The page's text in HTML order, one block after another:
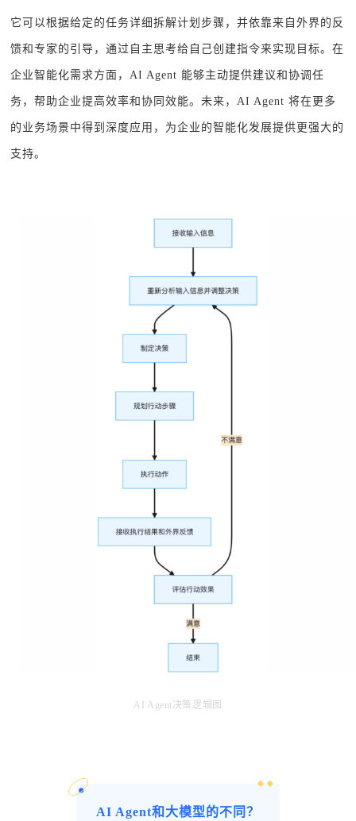
它可以根据给定的任务详细拆解计划步骤，并依靠来自外界的反
馈和专家的引导，通过自主思考给自己创建指令来实现目标。在
企业智能化需求方面，AI Agent 能够主动提供建议和协调任
务，帮助企业提高效率和协同效能。未来，AI Agent 将在更多
的业务场景中得到深度应用，为企业的智能化发展提供更强大的
支持。
AI Agent决策逻辑图
AI Agent和大模型的不同？